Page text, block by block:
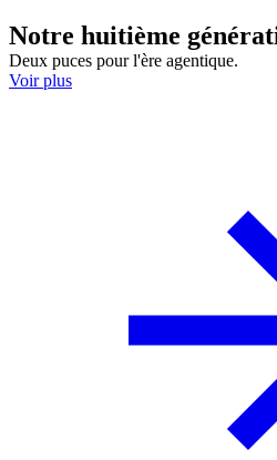
Notre huitième
Deux puces pour l'ère agentique.
Voir plus